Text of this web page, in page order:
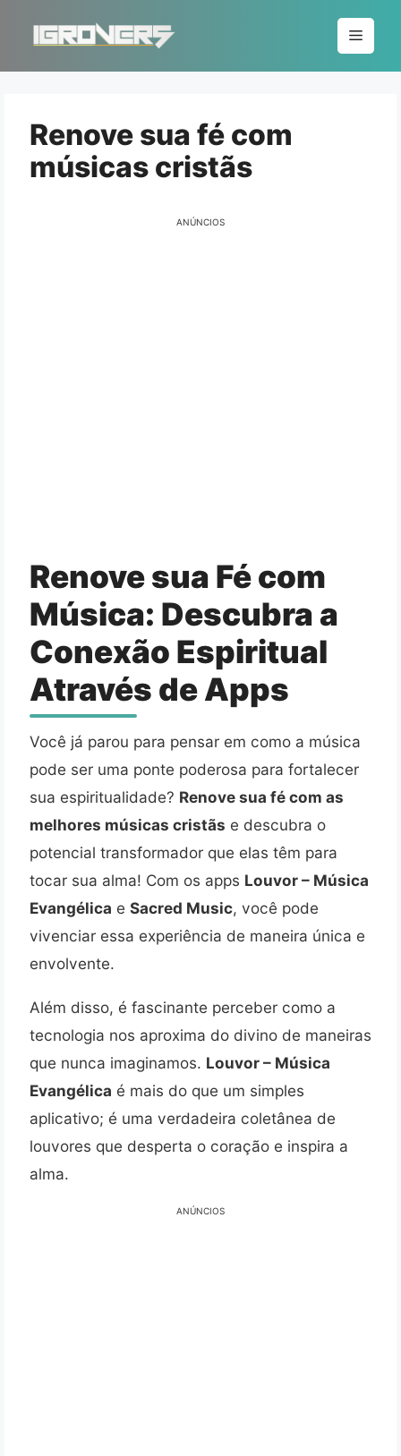
conteúdo
Menu
Renove sua fé com
músicas cristãs
ANÚNCIOS
Renove sua Fé com
Música: Descubra a
Conexão Espiritual
Através de Apps
Você já parou para pensar em como a música
pode ser uma ponte poderosa para fortalecer
sua espiritualidade? Renove sua fé com as
melhores músicas cristãs e descubra o
potencial transformador que elas têm para
tocar sua alma! Com os apps Louvor – Música
Evangélica e Sacred Music, você pode
vivenciar essa experiência de maneira única e
envolvente.
Além disso, é fascinante perceber como a
tecnologia nos aproxima do divino de maneiras
que nunca imaginamos. Louvor – Música
Evangélica é mais do que um simples
aplicativo; é uma verdadeira coletânea de
louvores que desperta o coração e inspira a
alma.
ANÚNCIOS